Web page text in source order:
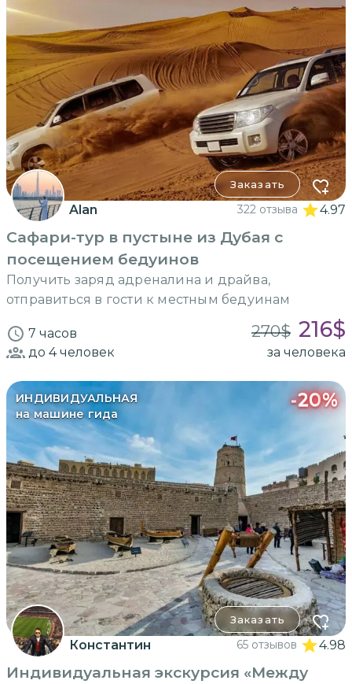
Заказать
Alan 322 отзыва 4.97
Сафари-тур в пустыне из Дубая с
посещением бедуинов
Получить заряд адреналина и драйва,
отправиться в гости к местным бедуинам
7 часов 270$ 216$
до 4человек за человека
ИНДИВИДУАЛЬНАЯ
на машине гида
-20%
Заказать
Константин 65 отзывов 4.98
Индивидуальная экскурсия «Между